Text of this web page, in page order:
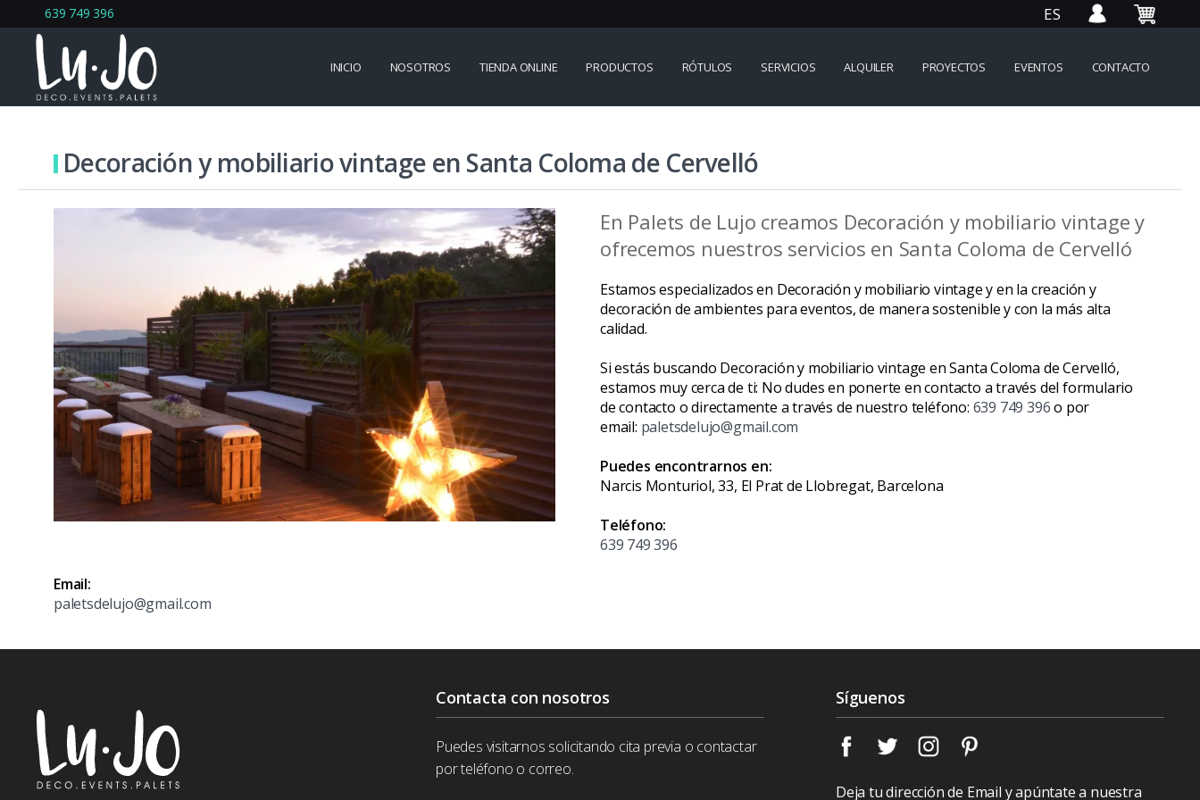
ES
639 749 396
INICIO NOSOTROS TIENDA ONLINE PRODUCTOS RÓTULOS SERVICIOS ALQUILER PROYECTOS EVENTOS CONTACTO
Decoración y mobiliario vintage en Santa Coloma de Cervelló
En Palets de Lujo creamos Decoración y mobiliario vintage y
ofrecemos nuestros servicios en Santa Coloma de Cervelló
Estamos especializados en Decoración y mobiliario vintage y en la creación y
decoración de ambientes para eventos, de manera sostenible y con la más alta
calidad.
Si estás buscando Decoración y mobiliario vintage en Santa Coloma de Cervelló,
estamos muy cerca de ti: No dudes en ponerte en contacto a través del formulario
de contacto o directamente a través de nuestro teléfono: 639 749 396o por
email: paletsdelujo@gmail.com
Puedes encontrarnos en:
Narcis Monturiol, 33, El Prat de Llobregat, Barcelona
Teléfono:
639 749 396
Email:
paletsdelujo@gmail.com
Contacta con nosotros
Puedes visitarnos solicitando cita previa o contactar
por teléfono o correo.
Síguenos
Deja tu dirección de Email y apúntate a nuestra